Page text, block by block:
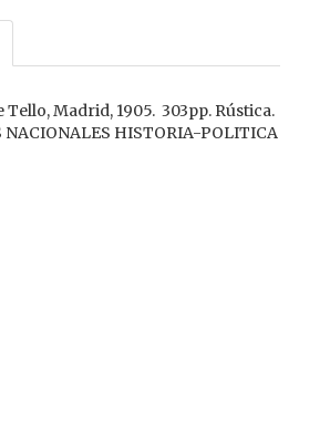
Tello, Madrid, 1905. 303pp. Rústica.
NACIONALES HISTORIA-POLITICA